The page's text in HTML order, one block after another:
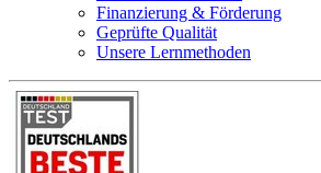
Finanzierung & Förderung
Geprüfte Qualität
Unsere Lernmethoden